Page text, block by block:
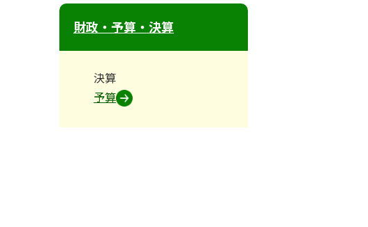
財政・予算・決算
決算
予算